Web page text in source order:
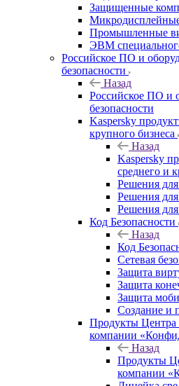
Защищенные
Промышленные
ЭВМ
Российское ПО и
безопасности
Назад
Российское ПО и
безопасности
Kaspersky
крупного бизнеса
Назад
Kaspersky
среднего и
Решения
Решения для
Решения
Код Безопасности
Назад
Код
Сетевая
Защита
Защита
Защита
Создание и
Продукты
компании
Назад
Продукты
компании